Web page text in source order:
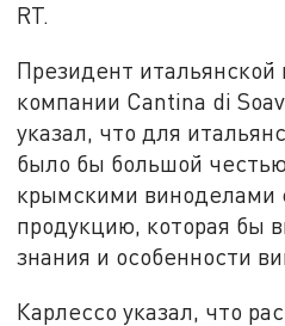
RT.
Президент итальянской
компании Cantina di
указал, что для
было бы большой
крымскими виноделами
продукцию, которая бы
знания и особенности
Карлессо указал, что